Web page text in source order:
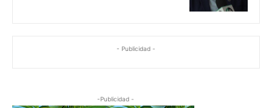
- Publicidad -
-Publicidad -